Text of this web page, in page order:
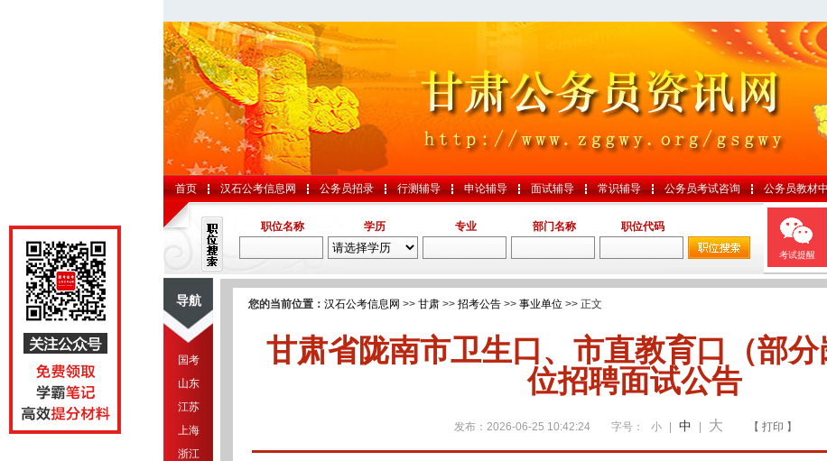
首页 汉石公考信息网 公务员招录 行测辅导 申论辅导 面试辅导 常识辅导 公务员考试咨询 公务员教材
职位名称 学历 专业 部门名称 职位代码
考试提醒
导航
国考
山东
江苏
上海
浙江
您的当前位置： 汉石公考信息网 >> 甘肃 >> 招考公告 >> 事业单位 >> 正文
甘肃省陇南市卫生口、市直教育口（部
位招聘面试公告
发布：2026-06-25 10:42:24 字号： 小 中 大 【 打印 】